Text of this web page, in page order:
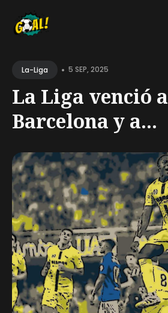
forLa-Liga • 5 SEP, 2025
La Liga venció a
Barcelona y a...